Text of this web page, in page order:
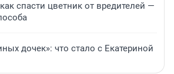
спасти цветник от вредителей —
дочек»: что стало с Екатериной